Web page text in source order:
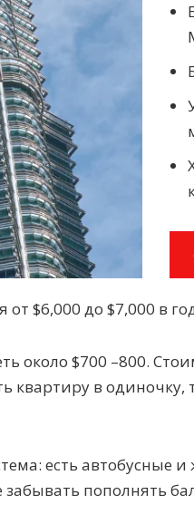
$6,000 до $7,000 в
около $700 –800.
квартиру в
есть
пополнять